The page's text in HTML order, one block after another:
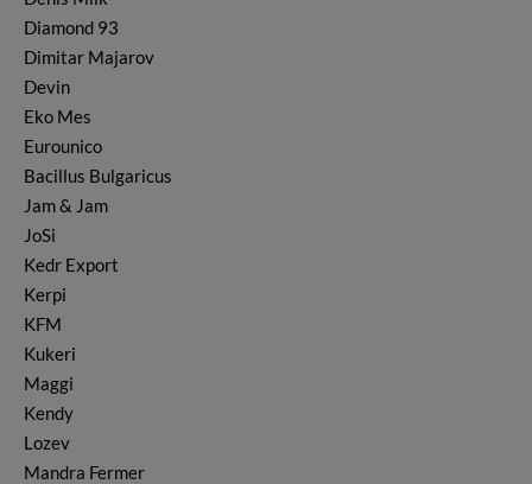
Schokolade & Waffeln
Snacks & Chips
Süßigkeiten & Bonbons
Tee
Wurst
Wasser
Diamond 93
Dimitar Majarov
Devin
Eko Mes
Eurounico
Bacillus Bulgaricus
Jam & Jam
JoSi
Kedr Export
Kerpi
KFM
Kukeri
Maggi
Kendy
Lozev
Mandra Fermer